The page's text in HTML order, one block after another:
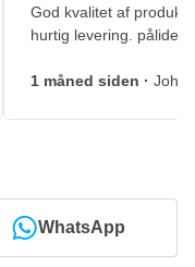
God kvalitet af
hurtig levering.
1 måned siden ·
WhatsApp